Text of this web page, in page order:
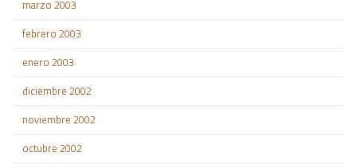
marzo 2003
febrero 2003
enero 2003
diciembre 2002
noviembre 2002
octubre 2002